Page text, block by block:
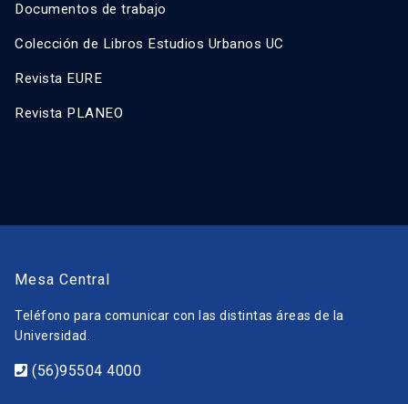
Documentos de trabajo
Colección de Libros Estudios Urbanos UC
Revista EURE
Revista PLANEO
Mesa Central
Teléfono para comunicar con las distintas áreas de la
Universidad.
(56)95504 4000